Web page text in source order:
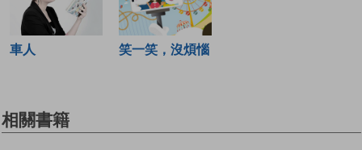
車人 笑一笑，沒煩惱
相關書籍